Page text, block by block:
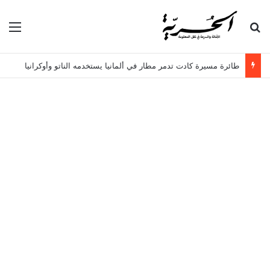
بحث عن
طائرة مسيرة كادت تدمر مطار في ألمانيا يستخدمه الناتو وأوكرانيا